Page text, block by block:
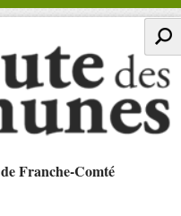
Franche-Comté